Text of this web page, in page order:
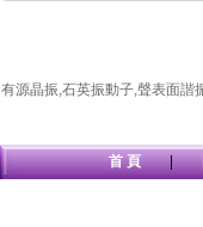
有源晶振,石英振動子,聲表面諧
首 頁 |